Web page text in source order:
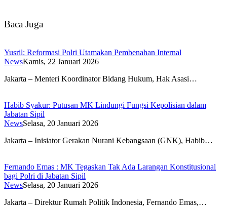
Baca Juga
Yusril: Reformasi Polri Utamakan Pembenahan Internal
NewsKamis, 22 Januari 2026
Jakarta – Menteri Koordinator Bidang Hukum, Hak Asasi…
Habib Syakur: Putusan MK Lindungi Fungsi Kepolisian dalam
Jabatan Sipil
NewsSelasa, 20 Januari 2026
Jakarta – Inisiator Gerakan Nurani Kebangsaan (GNK), Habib…
Fernando Emas : MK Tegaskan Tak Ada Larangan Konstitusional
bagi Polri di Jabatan Sipil
NewsSelasa, 20 Januari 2026
Jakarta – Direktur Rumah Politik Indonesia, Fernando Emas,…